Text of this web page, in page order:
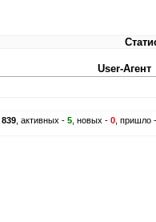
User-Агент
839, активных - 5, новых - 0, пришло -